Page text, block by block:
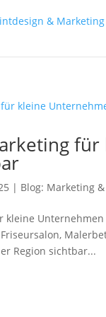
| Blog: Marketing
kleine
Region sichtbar...